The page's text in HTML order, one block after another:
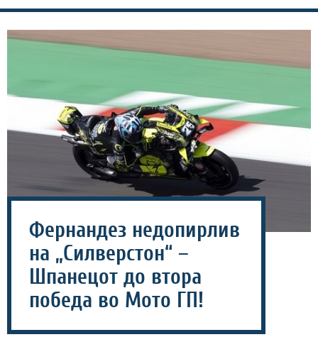
Фернандез недопирлив
на „Силверстон“ –
Шпанецот до втора
победа во Мото ГП!